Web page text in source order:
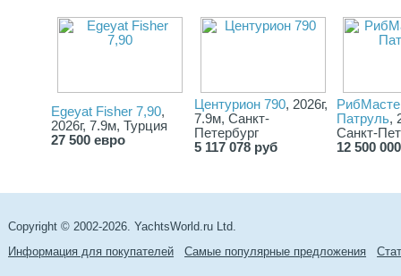
Egeyat Fisher 7,90,
2026г, 7.9м, Турция
27 500 евро
Центурион 790, 2026г,
7.9м, Санкт-
Петербург
5 117 078 руб
Патруль,
Санкт-
12 500
Copyright © 2002-2026. YachtsWorld.ru Ltd.
Информация для покупателей
Самые популярные предложения